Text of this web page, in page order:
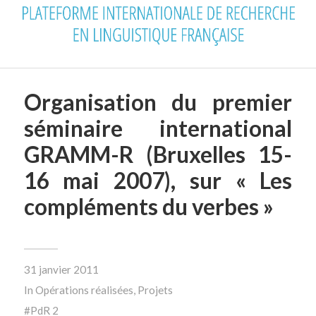
Organisation du premier
séminaire international
GRAMM-R (Bruxelles 15-
16 mai 2007), sur « Les
compléments du verbes »
31 janvier 2011
In Opérations réalisées, Projets
PdR 2